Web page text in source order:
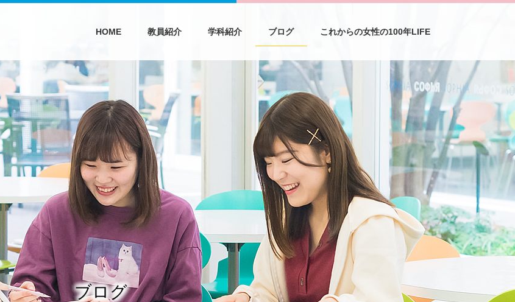
HOME 教員紹介 学科紹介 ブログ これからの女性の100年LIFE
ブログ